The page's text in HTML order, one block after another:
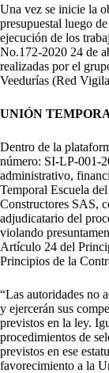
Una vez se inicie la
presupuestal luego
ejecución de los
No.172-2020 24 de
realizadas por el
Veedurías (Red
UNIÓN
Dentro de la
número: SI-LP-001-
administrativo,
Temporal Escuela
Constructores SAS,
adjudicatario del
violando
Artículo 24 del
Principios de la
“Las autoridades no
y ejercerán sus
previstos en la ley.
procedimientos de
previstos en ese
favorecimiento a la